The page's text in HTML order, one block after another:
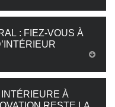
: FIEZ-VOUS À
À